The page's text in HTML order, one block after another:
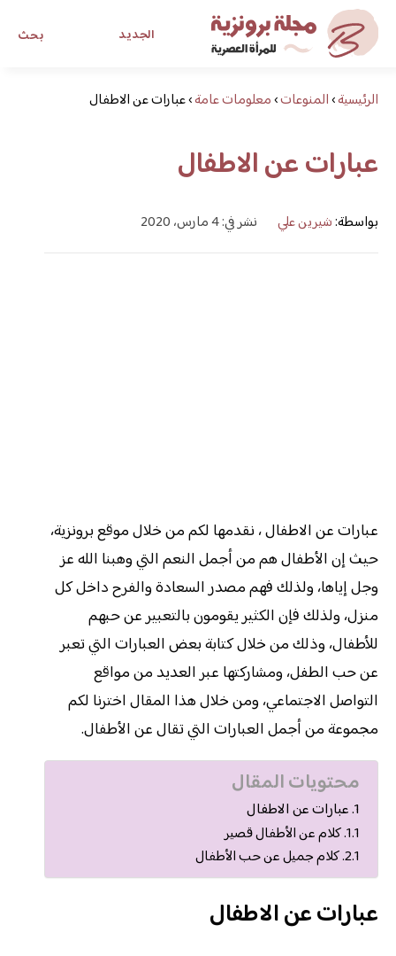
بحث الجديد
مجلة برونزية للفتاة العصرية
ابحث عن أي موضوع يهمك
الرئيسية›المنوعات›معلومات عامة›عبارات عن الاطفال
عبارات عن الاطفال
بواسطة:شيرين علي نشر في: 4 مارس، 2020
عبارات عن الاطفال ، نقدمها لكم من خلال موقع برونزية،
حيث إن الأطفال هم من أجمل النعم التي وهبنا الله عز
وجل إياها، ولذلك فهم مصدر السعادة والفرح داخل كل
منزل، ولذلك فإن الكثير يقومون بالتعبير عن حبهم
للأطفال، وذلك من خلال كتابة بعض العبارات التي تعبر
عن حب الطفل، ومشاركتها عبر العديد من مواقع
التواصل الاجتماعي، ومن خلال هذا المقال اخترنا لكم
مجموعة من أجمل العبارات التي تقال عن الأطفال.
محتويات المقال
عبارات عن الاطفال
كلام عن الأطفال قصير
كلام جميل عن حب الأطفال
عبارات عن الاطفال